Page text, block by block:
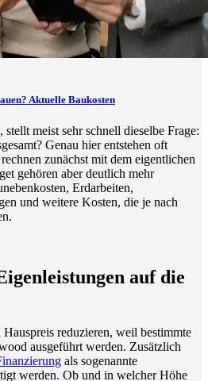
Aktuelle Baukosten
meist sehr schnell dieselbe Frage:
Genau hier entstehen oft
zunächst mit dem eigentlichen
gehören aber deutlich mehr
Erdarbeiten,
und weitere Kosten, die je nach
auf die
reduzieren, weil bestimmte
ausgeführt werden. Zusätzlich
als sogenannte
werden. Ob und in welcher Höhe